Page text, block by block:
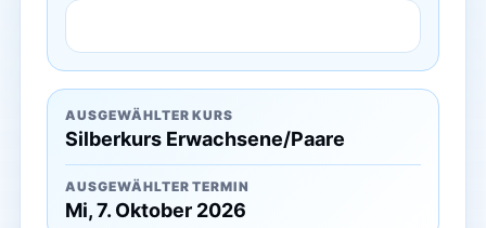
AUSGEWÄHLTER KURS
Silberkurs Erwachsene/Paare
AUSGEWÄHLTER TERMIN
Mi, 7. Oktober 2026